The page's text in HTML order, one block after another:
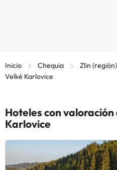
Inicio Chequia Zlin (región)
Velké Karlovice
Hoteles con
Karlovice